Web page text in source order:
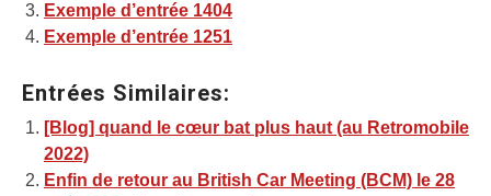
Exemple d’entrée 1404
Exemple d’entrée 1251
Entrées Similaires:
[Blog] quand le cœur bat plus haut (au Retromobile
2022)
Enfin de retour au British Car Meeting (BCM) le 28